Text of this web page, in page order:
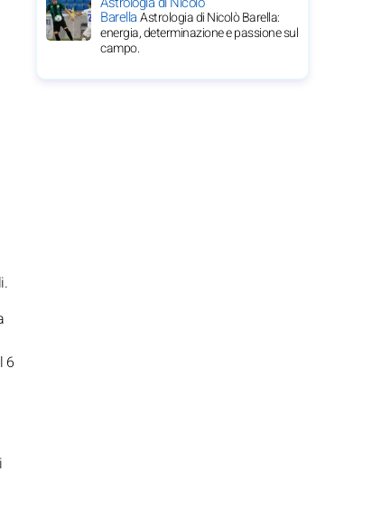
6
BarellaAstrologia di Nicolò Barella:
energia, determinazione e passione sul
campo.